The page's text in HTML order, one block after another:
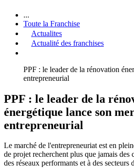
...
Toute la Franchise
Actualites
Actualité des franchises
PPF : le leader de la rénovation
entrepreneurial
PPF : le leader de la
énergétique lance son
entrepreneurial
Le marché de l'entrepreneuriat est en
de projet recherchent plus que jamais des
des réseaux performants et à des secteurs